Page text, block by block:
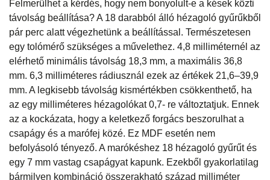
Felmerülhet a kérdés, hogy nem bonyolult-e a kések közti
távolság beállítása? A 18 darabból álló hézagoló gyűrűkből
pár perc alatt végezhetünk a beállítással. Természetesen
egy tolómérő szükséges a művelethez. 4,8 milliméternél az
elérhető minimális távolság 18,3 mm, a maximális 36,8
mm. 6,3 milliméteres rádiusznál ezek az értékek 21,6–39,9
mm. A legkisebb távolság kismértékben csökkenthető, ha
az egy milliméteres hézagolókat 0,7- re változtatjuk. Ennek
az a kockázata, hogy a keletkező forgács beszorulhat a
csapágy és a marófej közé. Ez MDF esetén nem
befolyásoló tényező. A marókéshez 18 hézagoló gyűrűt és
egy 7 mm vastag csapágyat kapunk. Ezekből gyakorlatilag
bármilyen kombináció összerakható század milliméter